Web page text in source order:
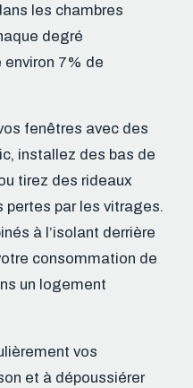
les chambres
degré
7% de
fenêtres avec des
installez des bas de
tirez des rideaux
pertes par les vitrages.
à l’isolant derrière
consommation de
un logement
vos
et à dépoussiérer